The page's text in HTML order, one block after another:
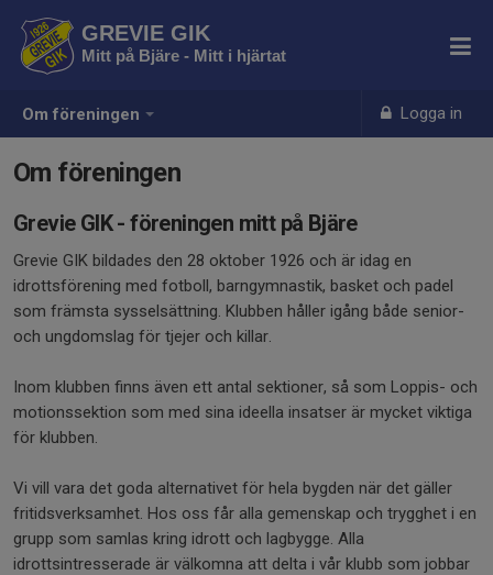
Om föreningen Logga in
GREVIE GIK
Mitt på Bjäre - Mitt i hjärtat
Om föreningen
Grevie GIK - föreningen mitt på Bjäre
Grevie GIK bildades den 28 oktober 1926 och är idag en
idrottsförening med fotboll, barngymnastik, basket och padel
som främsta sysselsättning. Klubben håller igång både senior-
och ungdomslag för tjejer och killar.
Inom klubben finns även ett antal sektioner, så som Loppis- och
motionssektion som med sina ideella insatser är mycket viktiga
för klubben.
Vi vill vara det goda alternativet för hela bygden när det gäller
fritidsverksamhet. Hos oss får alla gemenskap och trygghet i en
grupp som samlas kring idrott och lagbygge. Alla
idrottsintresserade är välkomna att delta i vår klubb som jobbar